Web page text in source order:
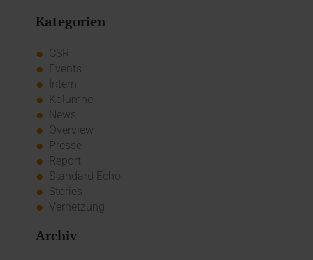
Kategorien
CSR
Events
Intern
Kolumne
News
Overview
Presse
Report
Standard Echo
Stories
Vernetzung
Archiv